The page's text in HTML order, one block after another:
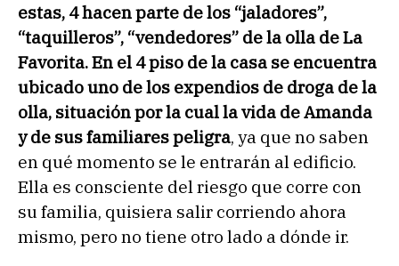
estas, 4 hacen parte de los “jaladores”,
“taquilleros”, “vendedores” de la olla de La
Favorita. En el 4 piso de la casa se encuentra
ubicado uno de los expendios de droga de la
olla, situación por la cual la vida de Amanda
y de sus familiares peligra, ya que no saben
en qué momento se le entrarán al edificio.
Ella es consciente del riesgo que corre con
su familia, quisiera salir corriendo ahora
mismo, pero no tiene otro lado a dónde ir.